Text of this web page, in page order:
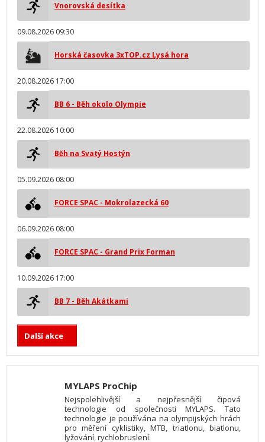
Vnorovská desítka
09.08.2026 09:30
Horská časovka 3xTOP.cz Lysá hora
20.08.2026 17:00
BB 6 - Běh okolo Olympie
22.08.2026 10:00
Běh na Svatý Hostýn
05.09.2026 08:00
FORCE SPAC - Mokrolazecká 60
06.09.2026 08:00
FORCE SPAC - Grand Prix Forman
10.09.2026 17:00
BB 7 - Běh Akátkami
Další akce
MYLAPS ProChip
Nejspolehlivější a nejpřesnější čipová
technologie od společnosti MYLAPS. Tato
technologie je používána na olympijských hrách
pro měření cyklistiky, MTB, triatlonu, biatlonu,
lyžování, rychlobruslení.